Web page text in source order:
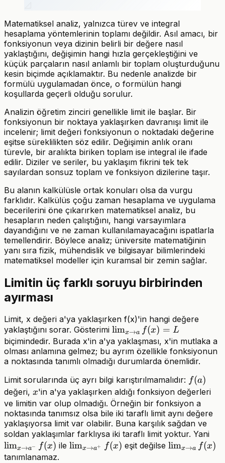
Matematiksel analiz, yalnızca türev ve integral
hesaplama yöntemlerinin toplamı değildir. Asıl amacı, bir
fonksiyonun veya dizinin belirli bir değere nasıl
yaklaştığını, değişimin hangi hızla gerçekleştiğini ve
küçük parçaların nasıl anlamlı bir toplam oluşturduğunu
kesin biçimde açıklamaktır. Bu nedenle analizde bir
formülü uygulamadan önce, o formülün hangi
koşullarda geçerli olduğu sorulur.
Analizin öğretim zinciri genellikle limit ile başlar. Bir
fonksiyonun bir noktaya yaklaşırken davranışı limit ile
incelenir; limit değeri fonksiyonun o noktadaki değerine
eşitse süreklilikten söz edilir. Değişimin anlık oranı
türevle, bir aralıkta biriken toplam ise integral ile ifade
edilir. Diziler ve seriler, bu yaklaşım fikrini tek tek
sayılardan sonsuz toplam ve fonksiyon dizilerine taşır.
Bu alanın kalkülüsle ortak konuları olsa da vurgu
farklıdır. Kalkülüs çoğu zaman hesaplama ve uygulama
becerilerini öne çıkarırken matematiksel analiz, bu
hesapların neden çalıştığını, hangi varsayımlara
dayandığını ve ne zaman kullanılamayacağını ispatlarla
temellendirir. Böylece analiz; üniversite matematiğinin
yanı sıra fizik, mühendislik ve bilgisayar bilimlerindeki
matematiksel modeller için kuramsal bir zemin sağlar.
Limitin üç farklı soruyu birbirinden
ayırması
Limit, x değeri a'ya yaklaşırken f(x)'in hangi değere
yaklaştığını sorar. Gösterimi \lim_{x
\to a}
f(x)=L
limx→a f(x) = L
biçimindedir. Burada x'in a'ya yaklaşması, x'in mutlaka a
olması anlamına gelmez; bu ayrım özellikle fonksiyonun
a noktasında tanımlı olmadığı durumlarda önemlidir.
Limit sorularında üç ayrı bilgi karıştırılmamalıdır: f(a)
f(a)
değeri, x
x'in a'ya yaklaşırken aldığı fonksiyon değerleri
ve limitin var olup olmadığı. Örneğin bir fonksiyon a
noktasında tanımsız olsa bile iki taraflı limit aynı değere
yaklaşıyorsa limit var olabilir. Buna karşılık sağdan ve
soldan yaklaşımlar farklıysa iki taraflı limit yoktur. Yani
limx→a− f(x) ile\lim_{x\to
limx→a+ f(x) eşit değilse \lim_{x\to
limx→a f(x)
tanımlanamaz.